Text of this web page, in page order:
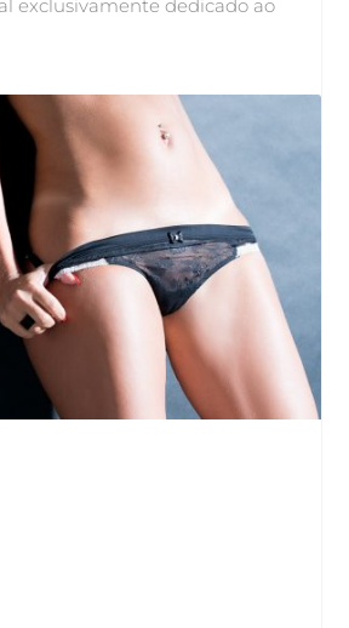
exclusivamente dedicado ao